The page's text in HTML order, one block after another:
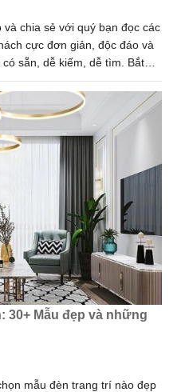
chia sẻ với quý bạn đọc các
cực đơn giản, độc đáo và
sẵn, dễ kiếm, dễ tìm. Bắt
30+ Mẫu đẹp và những
mẫu đèn trang trí nào đẹp